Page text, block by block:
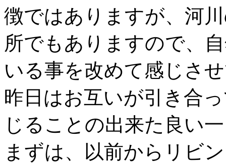
徴ではありますが、河
所でもありますので、
いる事を改めて感じさ
昨日はお互いが引き合
じることの出来た良い
まずは、以前からリビ